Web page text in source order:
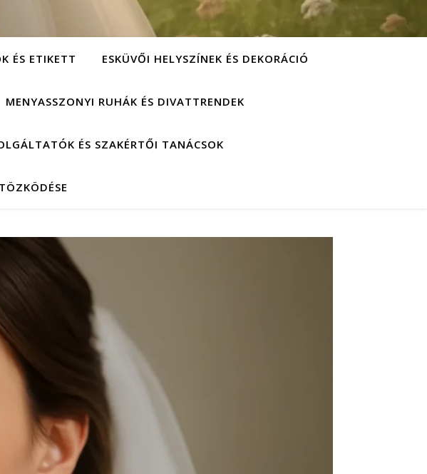
ÉS ETIKETT ESKÜVŐI HELYSZÍNEK ÉS DEKORÁCIÓ
MENYASSZONYI RUHÁK ÉS DIVATTRENDEK
ÉS SZAKÉRTŐI TANÁCSOK